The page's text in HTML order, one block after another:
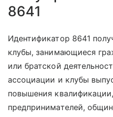
8641
Идентификатор 8641
клубы, занимающиеся
или братской
ассоциации и клубы
повышения
предпринимателей,